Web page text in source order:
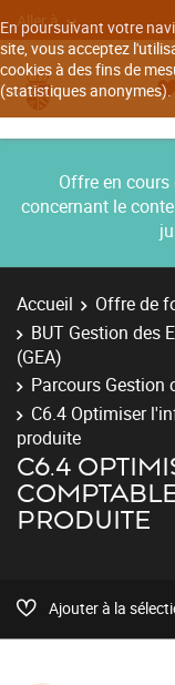
En poursuivant votre
site, vous acceptez
cookies à des fins de
(statistiques anonymes).
Aller à
Offre en
concernant le
Accueil Offre de
BUT Gestion des
(GEA)
Parcours Gestion
C6.4 Optimiser
produite
C6.4
PRODUITE
Ajouter à la